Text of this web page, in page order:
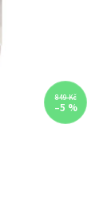
849 Kč
–5 %